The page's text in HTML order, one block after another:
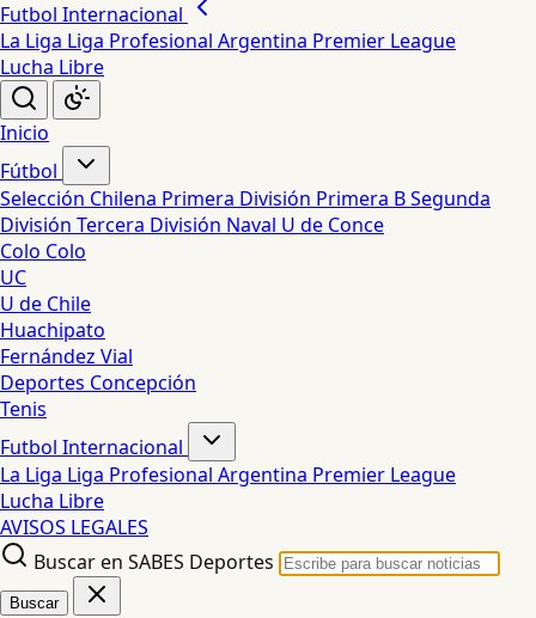
Futbol Internacional
La Liga Liga Profesional Argentina Premier League
Lucha Libre
Inicio
Fútbol
Selección Chilena Primera División Primera BSegunda
División Tercera División Naval U de Conce
Colo Colo
UC
U de Chile
Huachipato
Fernández Vial
Deportes Concepción
Tenis
Futbol Internacional
La Liga Liga Profesional Argentina Premier League
Lucha Libre
AVISOS LEGALES
Buscar en SABES Deportes
Buscar